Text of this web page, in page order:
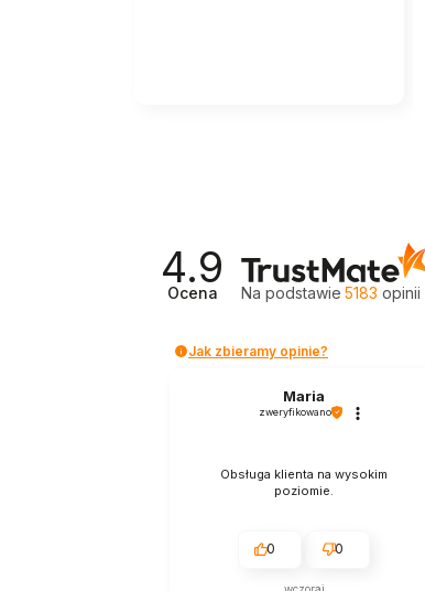
4.9
Ocena Na podstawie 5183 opinii
Jak zbieramy opinie?
Maria
zweryfikowano
Obsługa klienta na wysokim
poziomie.
0 0
wczoraj